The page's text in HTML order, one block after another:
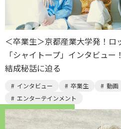
＜卒業生＞京都産業大学発！ロ
「シャイトープ」インタビュ
結成秘話に迫る
インタビュー 卒業生 動画
エンターテインメント